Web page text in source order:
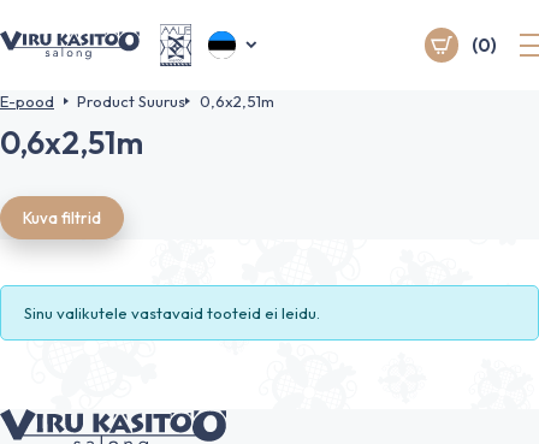
(0)
E-pood Product Suurus 0,6x2,51m
0,6x2,51m
Kuva filtrid
Sinu valikutele vastavaid tooteid ei leidu.